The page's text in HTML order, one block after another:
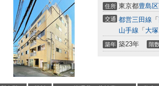
住所 東京都豊島区
交通 都営三田線 「
山手線 「 大塚
築年 築23年 階